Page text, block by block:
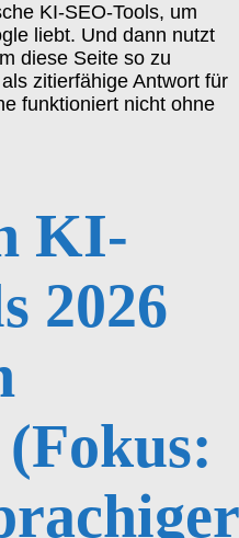
KI-SEO-Tools, um
liebt. Und dann nutzt
diese Seite so zu
zitierfähige Antwort für
funktioniert nicht ohne
KI-
2026